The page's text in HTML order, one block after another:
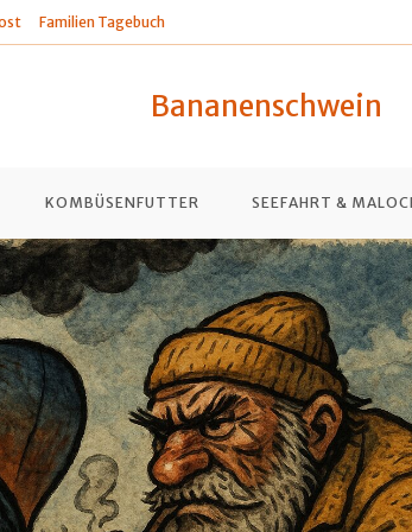
Familien Tagebuch
Bananenschwein
KOMBÜSENFUTTER SEEFAHRT &